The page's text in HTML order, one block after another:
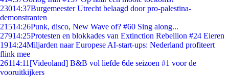
23014:37Burgemeester Utrecht belaagd door pro-palestina-
demonstranten
21514:26Punk, disco, New Wave of? #60 Sing along...
27914:25Protesten en blokkades van Extinction Rebellion #24 Eieren
1914:24Miljarden naar Europese AI-start-ups: Nederland profiteert
flink mee
26114:11 [Videoland] B&B vol liefde 6de seizoen #1 voor de
vooruitkijkers